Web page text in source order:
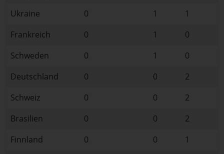
Ukraine
0 1
1
Frankreich
0 1
0
Schweden
0 1
0
Deutschland
0 0
2
Schweiz
0 0
2
Brasilien
0 0
2
Finnland
0 0
1